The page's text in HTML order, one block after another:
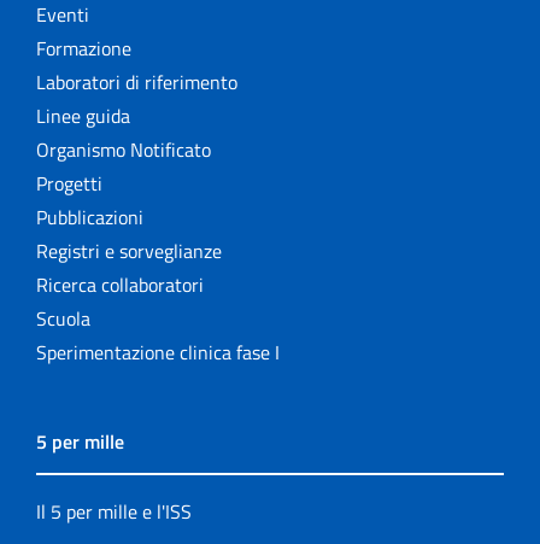
Eventi
Formazione
Laboratori di riferimento
Linee guida
Organismo Notificato
Progetti
Pubblicazioni
Registri e sorveglianze
Ricerca collaboratori
Scuola
Sperimentazione clinica fase I
5 per mille
Il 5 per mille e l'ISS